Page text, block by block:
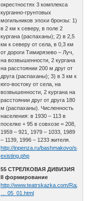
окрестностях 3 комплекса
курганно-грунтовых
могильников эпохи бронзы: 1)
в 2 км к северу, в поле 2
кургана (распаханы); 2) в 2,5
км к северу от села, в 0,3 км
от дороги Тимирязево – Луч,
на возвышенности, 2 кургана
на расстоянии 200 м друг от
друга (распаханы); 3) в 3 км к
юго-востоку от села, на
возвышенности, 2 кургана на
расстоянии друг от друга 180
м (распаханы). Численность
населения: в 1930 – 113 в
поселке + 95 в совхозе = 208,
1959 – 921, 1979 – 1033, 1989
– 1139, 1996 – 1233 жителя.
http://inpenza.ru/bashmakovo/
existing.php
55 СТРЕЛКОВАЯ ДИВИЗИЯ
II формирование
http://www.teatrskazka.com/Raznoe/
… 05_01.html